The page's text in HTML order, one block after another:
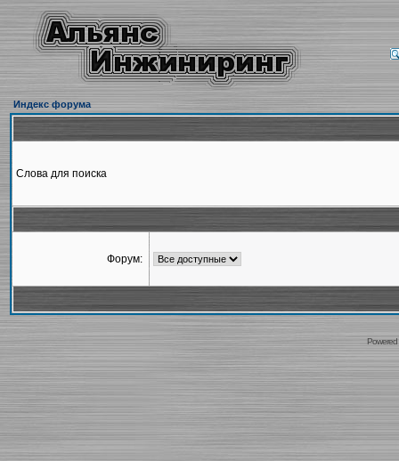
Индекс форума
Слова для поиска
Форум: